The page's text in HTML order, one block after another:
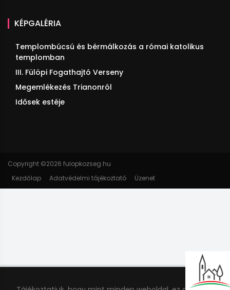
KÉPGALÉRIA
Templombúcsú és bérmálkozás a római katolikus
templomban
III. Fülöpi Fogathajtó Verseny
Megemlékezés Trianonról
Idősek estéje
Copyright ©2026 fulopkozseg.hu
Kezdőlap
Adatvédelmi tájékoztató Üzenet